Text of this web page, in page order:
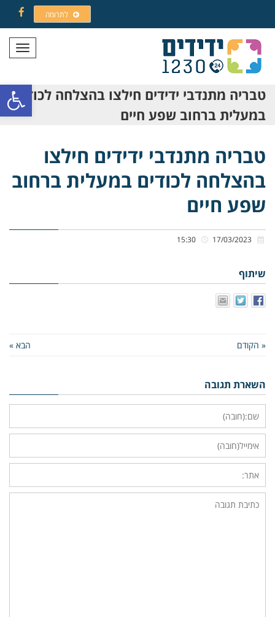
פתח
לתרומה
תפריט
טבריה מתנדבי ידידים חילצו בהצלחה לכודים
במעלית ברחוב שפע חיים
טבריה מתנדבי ידידים חילצו
בהצלחה לכודים במעלית ברחוב
שפע חיים
שיתוף
« הקודם הבא »
השארת תגובה